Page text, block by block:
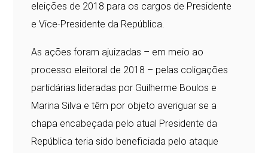
eleições de 2018 para os cargos de Presidente
e Vice-Presidente da República.
As ações foram ajuizadas – em meio ao
processo eleitoral de 2018 – pelas coligações
partidárias lideradas por Guilherme Boulos e
Marina Silva e têm por objeto averiguar se a
chapa encabeçada pelo atual Presidente da
República teria sido beneficiada pelo ataque